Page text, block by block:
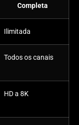
Completa
Ilimitada
Todos os canais
HD a 8K